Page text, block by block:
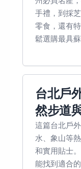
手禮，到採
零食，還有
鬆選購最具
台北戶
然步道
這篇台北戶
水、象山等
和實用貼士
能找到適合